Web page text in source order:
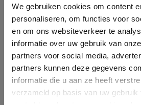
We gebruiken cookies om content
personaliseren, om functies voor
en om ons websiteverkeer te
informatie over uw gebruik van
partners voor social media,
partners kunnen deze gegevens
informatie die u aan ze heeft
verzameld op basis van uw
Energielabel
Financiering
Nieuws & blog
Over ons
Contact
over uw gebruik van onze site
advertentie- en
kunnen combineren met
u aan hen heeft verstrekt of
verzameld door uw gebruik
Privacybeleid
Strikt
noodzakelijk
Prestatie